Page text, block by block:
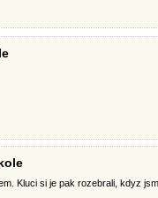
Kluci si je pak rozebrali, kdyz